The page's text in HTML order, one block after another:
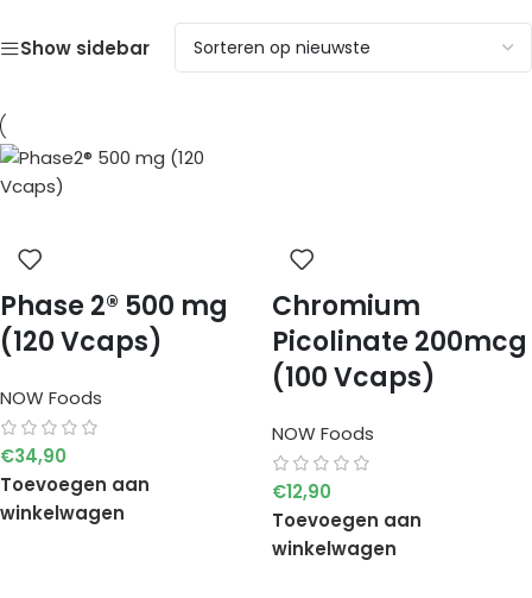
Show sidebar
Phase 2® 500 mg
(120 Vcaps)
NOW Foods
€34,90
Toevoegen aan
winkelwagen
Chromium
Picolinate 200mcg
(100 Vcaps)
NOW Foods
€12,90
Toevoegen aan
winkelwagen